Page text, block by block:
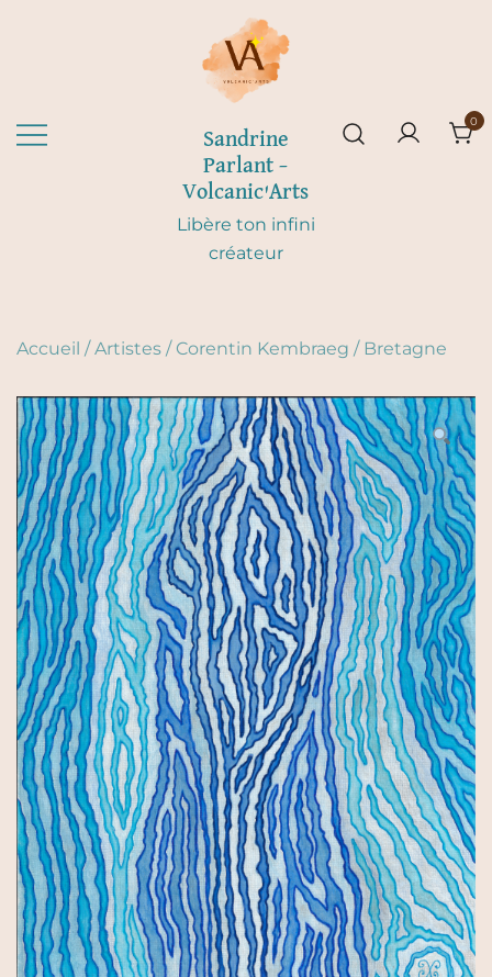
Sandrine
Parlant –
Volcanic'Arts
Libère ton infini
créateur
0
Accueil /Artistes / Corentin Kembraeg / Bretagne